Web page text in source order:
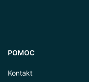
POMOC
Kontakt